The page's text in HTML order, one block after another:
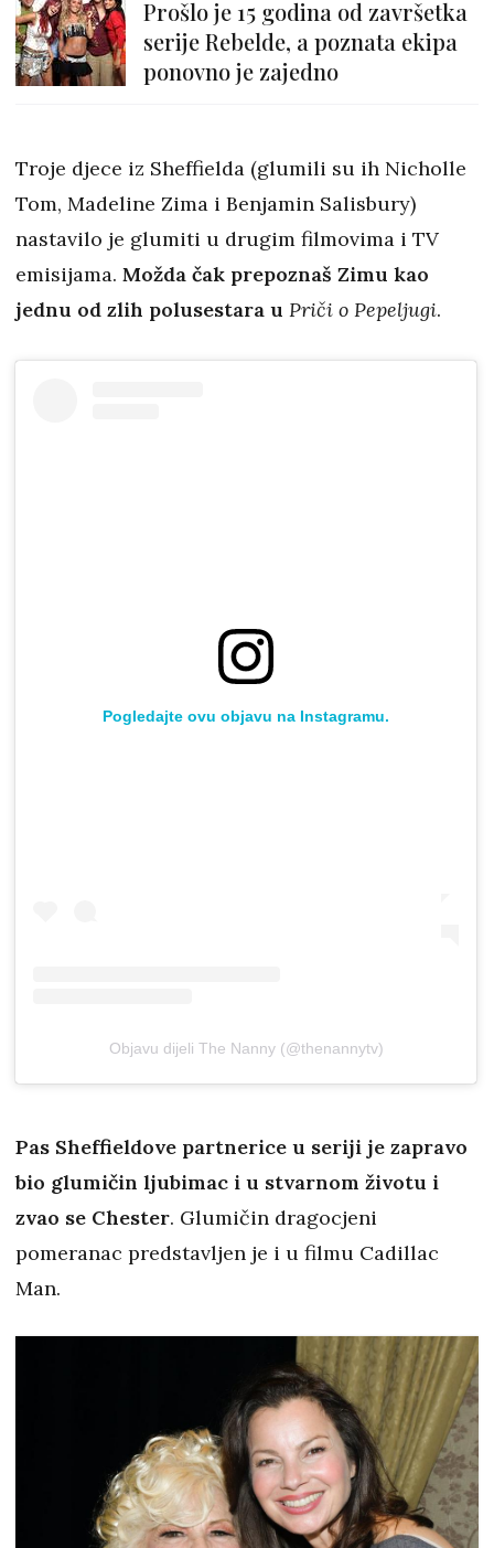
Prošlo je 15 godina od završetka
serije Rebelde, a poznata ekipa
ponovno je zajedno
Troje djece iz Sheffielda (glumili su ih Nicholle
Tom, Madeline Zima i Benjamin Salisbury)
nastavilo je glumiti u drugim filmovima i TV
emisijama. Možda čak prepoznaš Zimu kao
jednu od zlih polusestara u Priči o Pepeljugi.
Pogledajte ovu objavu na Instagramu.
Objavu dijeli The Nanny (@thenannytv)
Pas Sheffieldove partnerice u seriji je zapravo
bio glumičin ljubimac i u stvarnom životu i
zvao se Chester. Glumičin dragocjeni
pomeranac predstavljen je i u filmu Cadillac
Man.